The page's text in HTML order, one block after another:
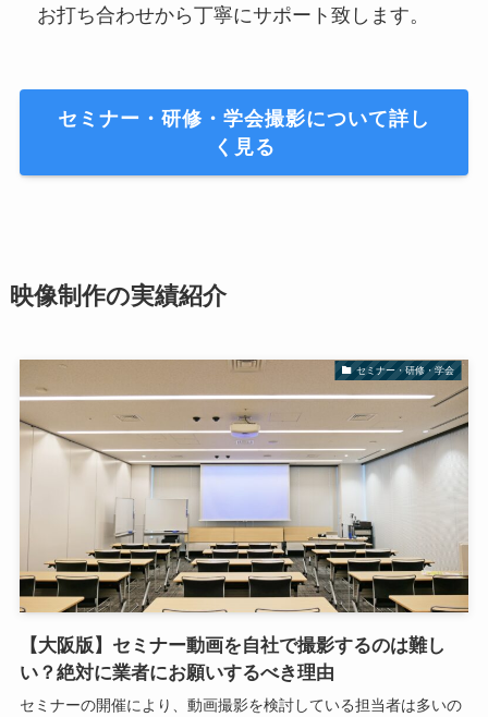
お打ち合わせから丁寧にサポート致します。
セミナー・研修・学会撮影について詳し
く見る
映像制作の実績紹介
セミナー・研修・学会
【大阪版】セミナー動画を自社で撮影するのは難し
い？絶対に業者にお願いするべき理由
セミナーの開催により、動画撮影を検討している担当者は多いの